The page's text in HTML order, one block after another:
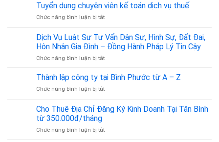
bao
ngành
vận
hành
khách
bao
Cập
định
Tuyển dụng chuyên viên kế toán dịch vụ thuế
Chức năng bình luận bị tắtở
dụng
chuyên
viên
kế
dịch
vụ
thuế
Dịch Vụ Luật Sư Tư Vấn Dân Sự, Hình Sự, Đất Đai,
Hôn Nhân Gia Đình – Đồng Hành Pháp Lý Tin Cậy
Chức năng bình luận bị tắtở
Vụ
Luật
Sư
Vấn
Hình
Thành lập công ty tại Bình Phước từ A – Z
Chức năng bình luận bị tắtở
lập
công
tại
Cho Thuê Địa Chỉ Đăng Ký Kinh Doanh Tại Tân Bình
từ 350.000đ/tháng
Chức năng bình luận bị tắtở